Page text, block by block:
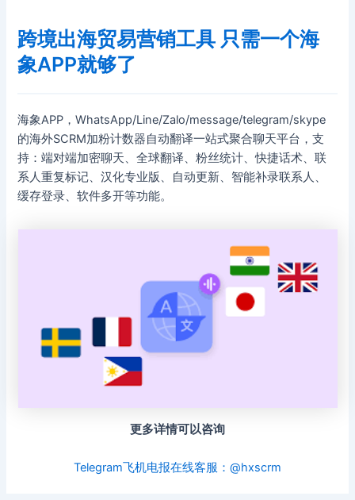
跨境出海贸易营销工具 只需一个海
象APP就够了
海象APP，WhatsApp/Line/Zalo/message/telegram/skype
的海外SCRM加粉计数器自动翻译一站式聚合聊天平台，支
持：端对端加密聊天、全球翻译、粉丝统计、快捷话术、联
系人重复标记、汉化专业版、自动更新、智能补录联系人、
缓存登录、软件多开等功能。
更多详情可以咨询
Telegram飞机电报在线客服：@hxscrm